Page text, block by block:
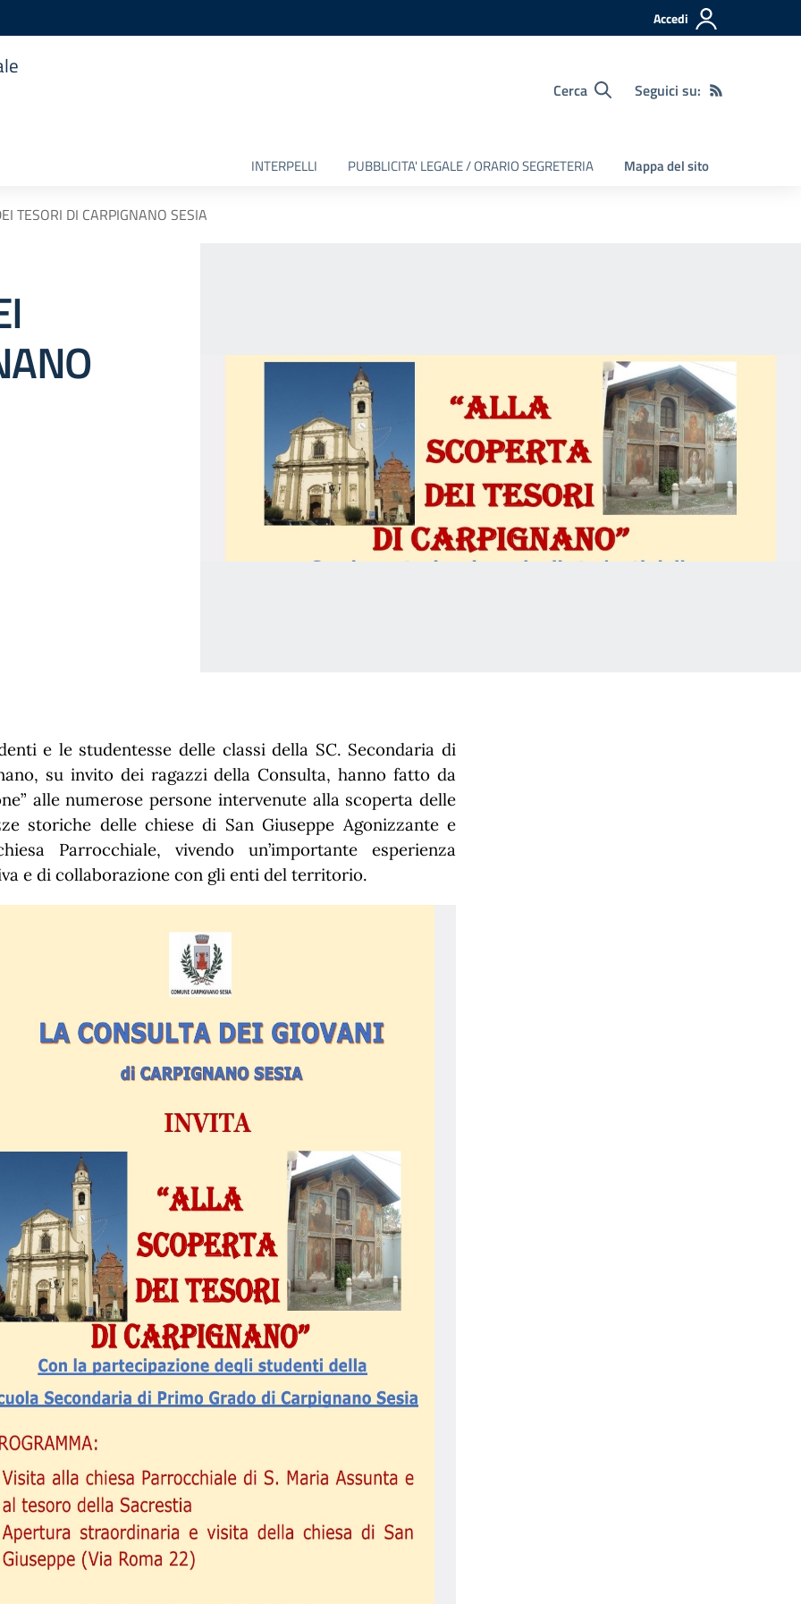
Accedi
Cerca Seguici su:
INTERPELLI PUBBLICITA' LEGALE / ORARIO SEGRETERIA Mappa del sito
TESORI DI CARPIGNANO SESIA
e le studentesse delle classi della SC. Secondaria di
su invito dei ragazzi della Consulta, hanno fatto da
alle numerose persone intervenute alla scoperta delle
storiche delle chiese di San Giuseppe Agonizzante e
Parrocchiale, vivendo un’importante esperienza
e di collaborazione con gli enti del territorio.